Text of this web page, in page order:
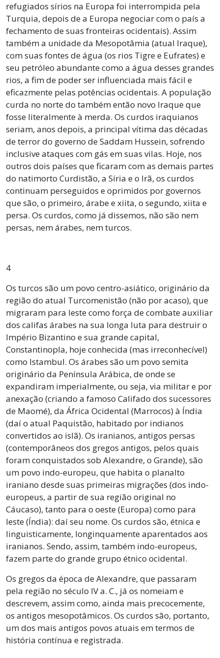
refugiados sírios na Europa foi interrompida pela
Turquia, depois de a Europa negociar com o país a
fechamento de suas fronteiras ocidentais). Assim
também a unidade da Mesopotâmia (atual Iraque),
com suas fontes de água (os rios Tigre e Eufrates) e
seu petróleo abundante como a água desses grandes
rios, a fim de poder ser influenciada mais fácil e
eficazmente pelas potências ocidentais. A população
curda no norte do também então novo Iraque que
fosse literalmente à merda. Os curdos iraquianos
seriam, anos depois, a principal vítima das décadas
de terror do governo de Saddam Hussein, sofrendo
inclusive ataques com gás em suas vilas. Hoje, nos
outros dois países que ficaram com as demais partes
do natimorto Curdistão, a Síria e o Irã, os curdos
continuam perseguidos e oprimidos por governos
que são, o primeiro, árabe e xiita, o segundo, xiita e
persa. Os curdos, como já dissemos, não são nem
persas, nem árabes, nem turcos.
4
Os turcos são um povo centro-asiático, originário da
região do atual Turcomenistão (não por acaso), que
migraram para leste como força de combate auxiliar
dos califas árabes na sua longa luta para destruir o
Império Bizantino e sua grande capital,
Constantinopla, hoje conhecida (mas irreconhecível)
como Istambul. Os árabes são um povo semita
originário da Península Arábica, de onde se
expandiram imperialmente, ou seja, via militar e por
anexação (criando a famoso Califado dos sucessores
de Maomé), da África Ocidental (Marrocos) à Índia
(daí o atual Paquistão, habitado por indianos
convertidos ao islã). Os iranianos, antigos persas
(contemporâneos dos gregos antigos, pelos quais
foram conquistados sob Alexandre, o Grande), são
um povo indo-europeu, que habita o planalto
iraniano desde suas primeiras migrações (dos indo-
europeus, a partir de sua região original no
Cáucaso), tanto para o oeste (Europa) como para
leste (Índia): daí seu nome. Os curdos são, étnica e
linguisticamente, longinquamente aparentados aos
iranianos. Sendo, assim, também indo-europeus,
fazem parte do grande grupo étnico ocidental.
Os gregos da época de Alexandre, que passaram
pela região no século IV a. C., já os nomeiam e
descrevem, assim como, ainda mais precocemente,
os antigos mesopotâmicos. Os curdos são, portanto,
um dos mais antigos povos atuais em termos de
história contínua e registrada.